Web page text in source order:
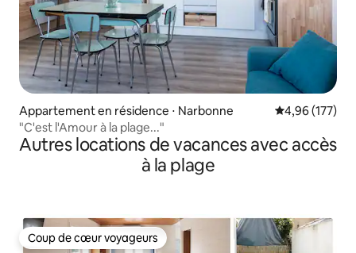
Appartement en résidence ⋅ Narbonne Évaluation
4,96 (177)
"C'est l'Amour à la plage..."
Autres locations de vacances avec accès
à la plage
Coup de cœur voyageurs
Coup de cœur voyageurs